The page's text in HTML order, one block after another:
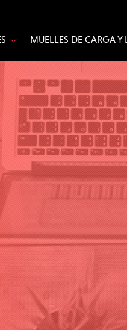
MUELLES DE CARGA Y